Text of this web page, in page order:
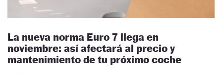
La nueva norma Euro 7 llega en
noviembre: así afectará al precio y
mantenimiento de tu próximo coche